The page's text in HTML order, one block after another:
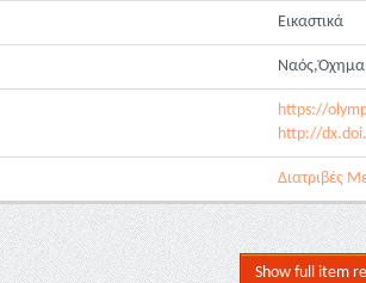
Εικαστικά
https://
http://
Διατριβές
Show full item